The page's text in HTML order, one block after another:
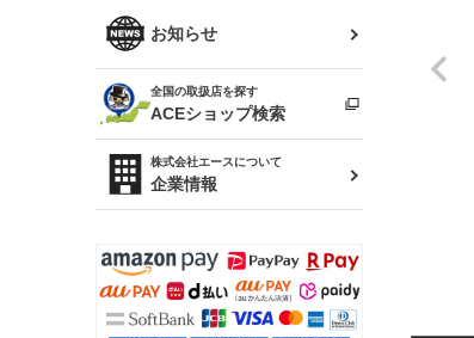
ソアラ
アルテッツァ
プロボックス
RAV4
R34 スカイライン
スカイライン
（ER34/R33/ECR33/R32）
キャラバン
ローレル
セフィーロ
ファッション小物
雑貨・ステーショナリー
ベビー用品
お知らせ
全国の取扱店を探す
ACEショップ検索
株式会社エースについて
企業情報